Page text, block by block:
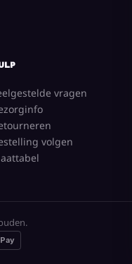
vragen
volgen